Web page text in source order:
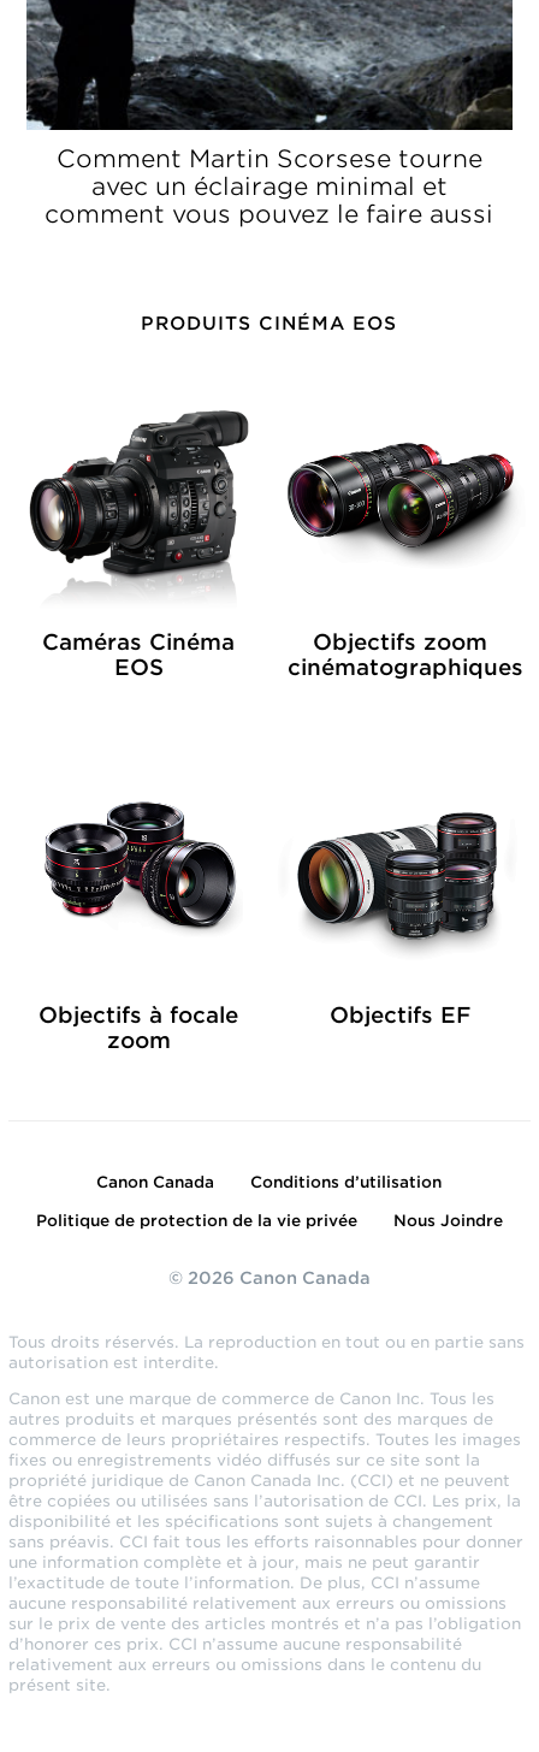
Comment Martin Scorsese tourne
avec un éclairage minimal et
comment vous pouvez le faire aussi
PRODUITS CINÉMA EOS
Caméras Cinéma
EOS
Objectifs zoom
cinématographiques
Objectifs à focale
zoom
Objectifs EF
Canon Canada Conditions d’utilisation
Politique de protection de la vie privée Nous Joindre
© 2026 Canon Canada
Tous droits réservés. La reproduction en tout ou en partie sans
autorisation est interdite.
Canon est une marque de commerce de Canon Inc. Tous les
autres produits et marques présentés sont des marques de
commerce de leurs propriétaires respectifs. Toutes les images
fixes ou enregistrements vidéo diffusés sur ce site sont la
propriété juridique de Canon Canada Inc. (CCI) et ne peuvent
être copiées ou utilisées sans l’autorisation de CCI. Les prix, la
disponibilité et les spécifications sont sujets à changement
sans préavis. CCI fait tous les efforts raisonnables pour donner
une information complète et à jour, mais ne peut garantir
l’exactitude de toute l’information. De plus, CCI n’assume
aucune responsabilité relativement aux erreurs ou omissions
sur le prix de vente des articles montrés et n’a pas l’obligation
d’honorer ces prix. CCI n’assume aucune responsabilité
relativement aux erreurs ou omissions dans le contenu du
présent site.